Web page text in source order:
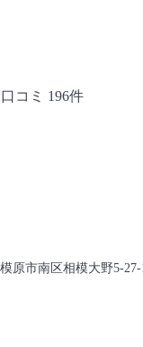
口コミ 196件
原市南区相模大野5-27-